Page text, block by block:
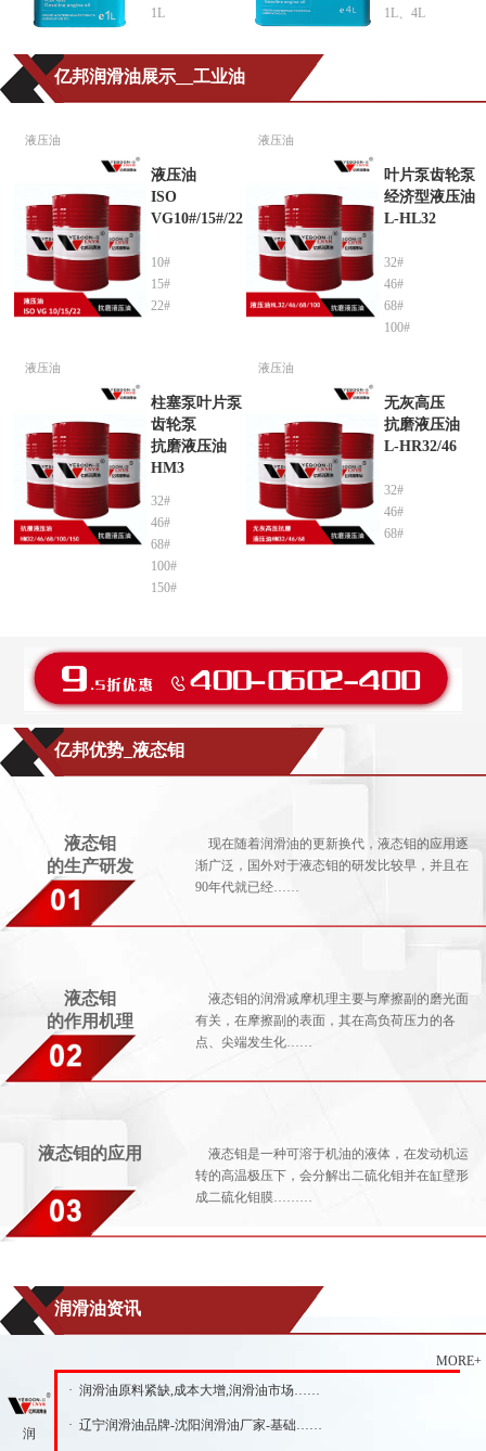
1L
1L、4L
亿邦润滑油展示__工业油
液压油
液压油
ISO
VG10#/15#/22
10#
15#
22#
液压油
叶片泵齿轮泵
经济型液压油
L-HL32
32#
46#
68#
100#
液压油
柱塞泵叶片泵
齿轮泵
抗磨液压油
HM3
32#
46#
68#
100#
150#
液压油
无灰高压
抗磨液压油
L-HR32/46
32#
46#
68#
亿邦优势_液态钼
液态钼
的生产研发
现在随着润滑油的更新换代，液态钼的应用逐
渐广泛，国外对于液态钼的研发比较早，并且在
90年代就已经……
液态钼
的作用机理
液态钼的润滑减摩机理主要与摩擦副的磨光面
有关，在摩擦副的表面，其在高负荷压力的各
点、尖端发生化……
液态钼的应用
液态钼是一种可溶于机油的液体，在发动机运
转的高温极压下，会分解出二硫化钼并在缸壁形
成二硫化钼膜………
润滑油资讯
MORE+
润
· 润滑油原料紧缺,成本大增,润滑油市场……
· 辽宁润滑油品牌-沈阳润滑油厂家-基础……